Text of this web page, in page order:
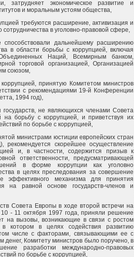
затрудняет экономическое развитие и
и моральным устоям общества,
требуются расширение, активизация и
в уголовно-правовой сфере,
способствовали дальнейшему расширению
в области борьбы с коррупцией, включая
Наций, Всемирным банком,
торговой организацией, Организацией
союзом,
принятую Комитетом министров
с рекомендациями 19-й Конференции
1994 год),
не являющихся членами Совета
на борьбу с коррупцией, и приветствуя их
по борьбе с коррупцией,
министрами юстиции европейских стран
скорейшее осуществление
и, в частности, содержится призыв к
ответственности, предусматривающей
в форме коррупции как уголовно
в целях преследования за совершение
эффективного механизма для принятия
на равной основе государств-членов и
Совета Европы в ходе второй встречи на
- 11 октября 1997 года, приняли решение
на вызовы, возникающие в связи с ростом
котором в целях содействия развитию
числе с факторами, связывающими ее с
денег, Комитету министров было поручено, в
разработки международно-правовых
по борьбе с коррупцией,